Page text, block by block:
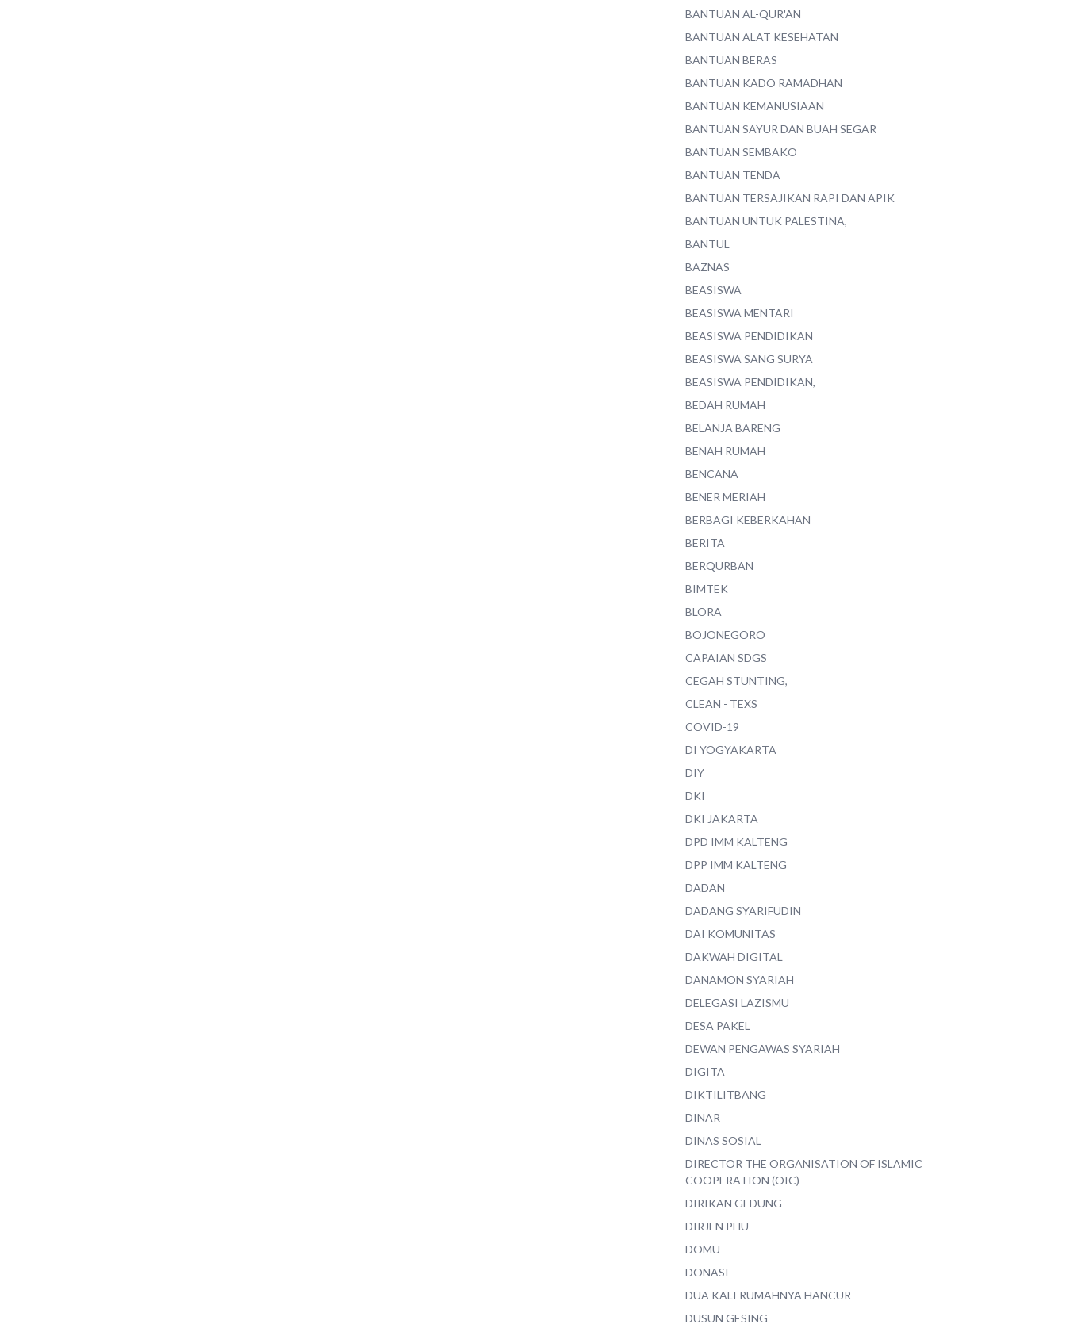
BANTUAN AL-QUR'AN
BANTUAN ALAT KESEHATAN
BANTUAN BERAS
BANTUAN KADO RAMADHAN
BANTUAN KEMANUSIAAN
BANTUAN SAYUR DAN BUAH SEGAR
BANTUAN SEMBAKO
BANTUAN TENDA
BANTUAN TERSAJIKAN RAPI DAN APIK
BANTUAN UNTUK PALESTINA,
BANTUL
BAZNAS
BEASISWA
BEASISWA MENTARI
BEASISWA PENDIDIKAN
BEASISWA SANG SURYA
BEASISWA PENDIDIKAN,
BEDAH RUMAH
BELANJA BARENG
BENAH RUMAH
BENCANA
BENER MERIAH
BERBAGI KEBERKAHAN
BERITA
BERQURBAN
BIMTEK
BLORA
BOJONEGORO
CAPAIAN SDGS
CEGAH STUNTING,
CLEAN - TEXS
COVID-19
DI YOGYAKARTA
DIY
DKI
DKI JAKARTA
DPD IMM KALTENG
DPP IMM KALTENG
DADAN
DADANG SYARIFUDIN
DAI KOMUNITAS
DAKWAH DIGITAL
DANAMON SYARIAH
DELEGASI LAZISMU
DESA PAKEL
DEWAN PENGAWAS SYARIAH
DIGITA
DIKTILITBANG
DINAR
DINAS SOSIAL
DIRECTOR THE ORGANISATION OF ISLAMIC
COOPERATION (OIC)
DIRIKAN GEDUNG
DIRJEN PHU
DOMU
DONASI
DUA KALI RUMAHNYA HANCUR
DUSUN GESING